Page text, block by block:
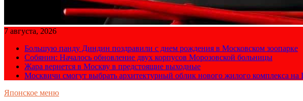
7 августа, 2026
Большую панду Диндин поздравили с днем рождения в Московском зоопарке
Собянин: Началось обновление двух корпусов Морозовской больницы
Жара вернется в Москву в предстоящие выходные
Москвичи смогут выбрать архитектурный облик нового жилого комплекса
Японское меню